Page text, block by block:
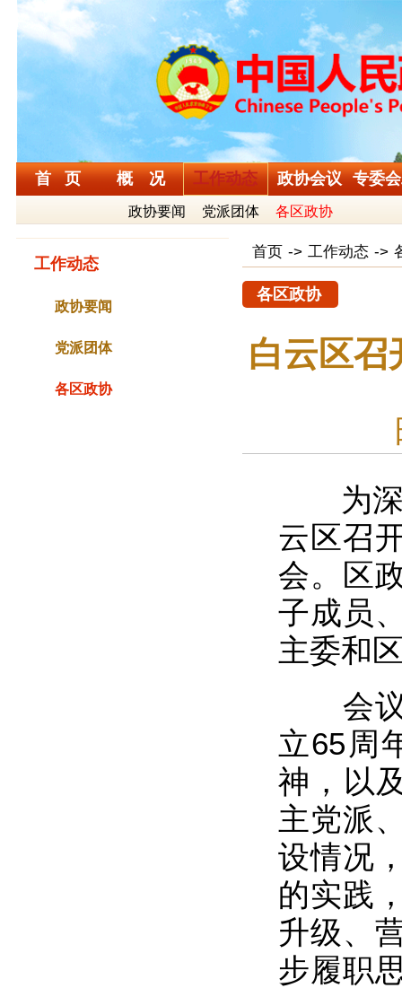
首 页 概 况 工作动态
政协要闻 党派团体 各区政协
政协会议 专委
工作动态
政协要闻
党派团体
各区政协
首页 -> 工作动态 ->
各区政协
白云区召
为深
云区召
会。区
子成员
主委和
会议
立65周
神，以
主党派
设情况
的实践
升级、
步履职